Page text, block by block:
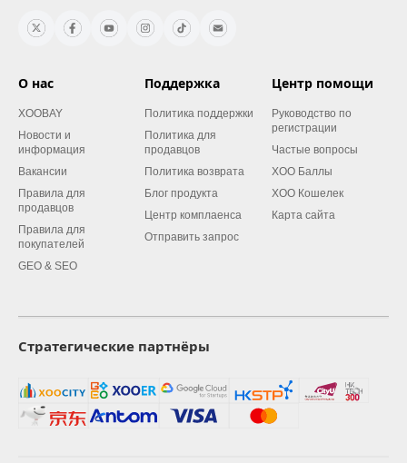
О нас
XOOBAY
Новости и
информация
Вакансии
Правила для
продавцов
Правила для
покупателей
GEO & SEO
Поддержка
Политика поддержки
Политика для
продавцов
Политика возврата
Блог продукта
Центр комплаенса
Отправить запрос
Центр помощи
Руководство по
регистрации
Частые вопросы
XOO Баллы
XOO Кошелек
Карта сайта
Стратегические партнёры